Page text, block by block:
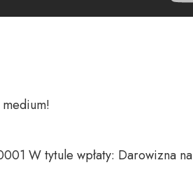
W tytule wpłaty: Darowizna na